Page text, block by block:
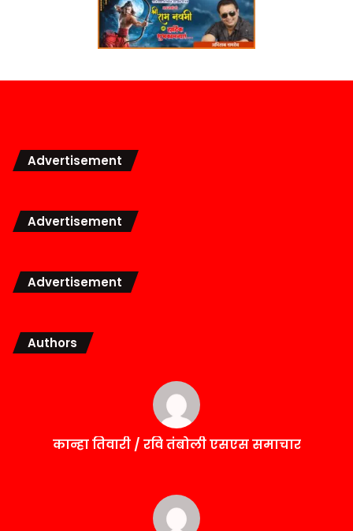
Advertisement
Advertisement
Advertisement
Authors
कान्हा तिवारी / रवि तंबोली एसएस समाचार